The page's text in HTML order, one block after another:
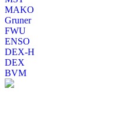
MAKO
Gruner
FWU
ENSO
DEX-H
DEX
BVM